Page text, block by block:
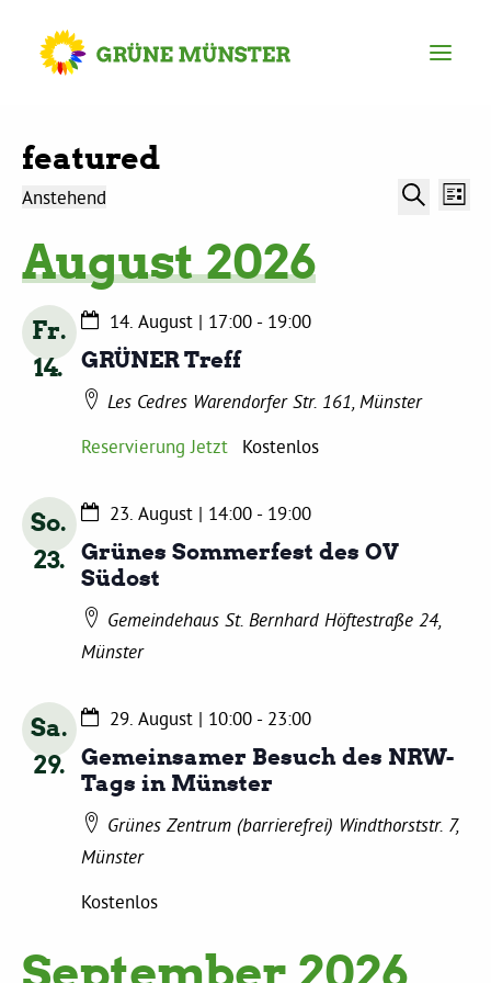
Partei
Kreisvorstand
Kreisgeschäftsstelle
Mitgliederversammlung
Kommissionen
Satzung
Grünes Zentrum
Personen
Sylvia Rietenberg, MdB
Dorothea Deppermann, MdL
Josefine Paul, MdL
Robin Korte, MdL
featured
Veranstaltungen Liste
Anstehend
wählen.
August 2026
Fr.
14
GRÜNER Treff
14. August | 17:00- 19:00
Les Cedres Warendorfer Str. 161, Münster
Reservierung Jetzt
Kostenlos
So.
23 Grünes Sommerfest des OV
Südost
23. August | 14:00- 19:00
Gemeindehaus St. Bernhard Höftestraße 24,
Münster
Sa.
29 Gemeinsamer Besuch des NRW-
Tags in Münster
29. August | 10:00- 23:00
Grünes Zentrum (barrierefrei) Windthorststr. 7,
Münster
Kostenlos